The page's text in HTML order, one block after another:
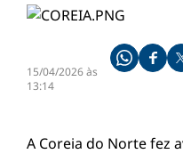
15/04/2026 às
13:14
A Coreia do Norte fez